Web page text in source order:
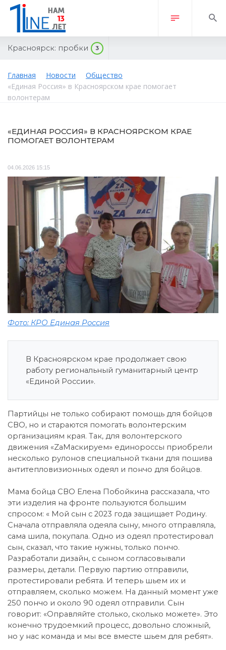
Красноярск: пробки 3
Главная Новости
Общество
«Единая Россия» в Красноярском крае помогает
волонтерам
«ЕДИНАЯ РОССИЯ» В КРАСНОЯРСКОМ КРАЕ
ПОМОГАЕТ ВОЛОНТЕРАМ
04.06.2026 15:15
Фото: КРО Единая Россия
В Красноярском крае продолжает свою
работу региональный гуманитарный центр
«Единой России».
Партийцы не только собирают помощь для бойцов
СВО, но и стараются помогать волонтерским
организациям края. Так, для волонтерского
движения «ZаМаскируем» единороссы приобрели
несколько рулонов специальной ткани для пошива
антитепловизионных одеял и пончо для бойцов.
Мама бойца СВО Елена Побойкина рассказала, что
эти изделия на фронте пользуются большим
спросом: « Мой сын с 2023 года защищает Родину.
Сначала отправляла одеяла сыну, много отправляла,
сама шила, покупала. Одно из одеял протестировал
сын, сказал, что такие нужны, только пончо.
Разработали дизайн, с сыном согласовывали
размеры, детали. Первую партию отправили,
протестировали ребята. И теперь шьем их и
отправляем, сколько можем. На данный момент уже
250 пончо и около 90 одеял отправили. Сын
говорит: «Оправляйте столько, сколько можете». Это
конечно трудоемкий процесс, довольно сложный,
но у нас команда и мы все вместе шьем для ребят».